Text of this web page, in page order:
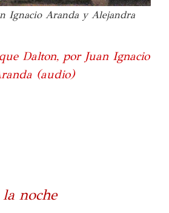
Ignacio Aranda y Alejandra
Dalton, por Juan Ignacio
(audio)
noche